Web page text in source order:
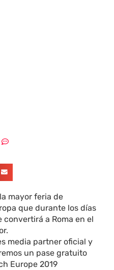
mayor feria de
que durante los días
a Roma en el
media partner oficial y
un pase gratuito
Europe 2019